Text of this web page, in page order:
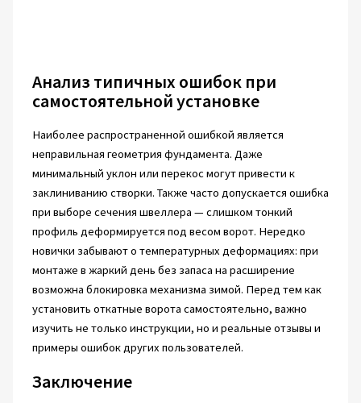
Анализ типичных ошибок при
самостоятельной установке
Наиболее распространенной ошибкой является
неправильная геометрия фундамента. Даже
минимальный уклон или перекос могут привести к
заклиниванию створки. Также часто допускается ошибка
при выборе сечения швеллера — слишком тонкий
профиль деформируется под весом ворот. Нередко
новички забывают о температурных деформациях: при
монтаже в жаркий день без запаса на расширение
возможна блокировка механизма зимой. Перед тем как
установить откатные ворота самостоятельно, важно
изучить не только инструкции, но и реальные отзывы и
примеры ошибок других пользователей.
Заключение